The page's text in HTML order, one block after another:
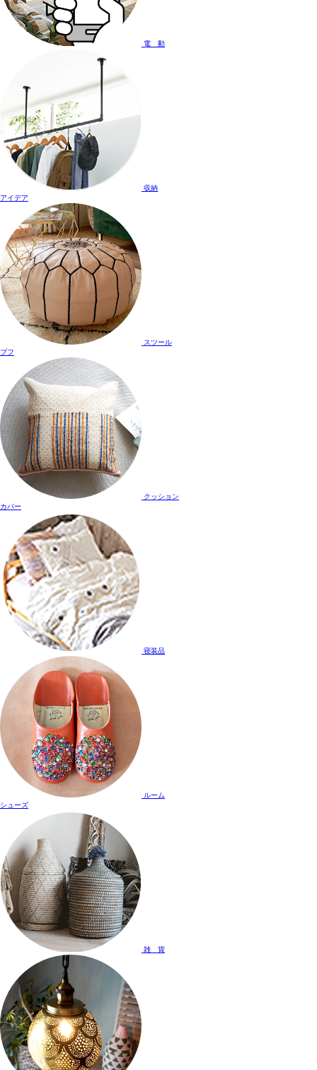
電 動
収納
アイデア
スツール
プフ
クッション
カバー
寝装品
ルーム
シューズ
雑 貨